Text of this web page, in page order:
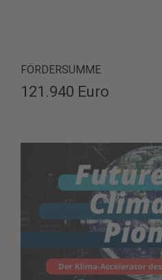
FÖRDERSUMME
121.940 Euro